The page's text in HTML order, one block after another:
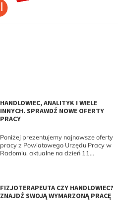
HANDLOWIEC, ANALITYK I WIELE
INNYCH. SPRAWDŹ NOWE OFERTY
PRACY
Poniżej prezentujemy najnowsze oferty
pracy z Powiatowego Urzędu Pracy w
Radomiu, aktualne na dzień 11...
FIZJOTERAPEUTA CZY HANDLOWIEC?
ZNAJDŹ SWOJĄ WYMARZONĄ PRACĘ